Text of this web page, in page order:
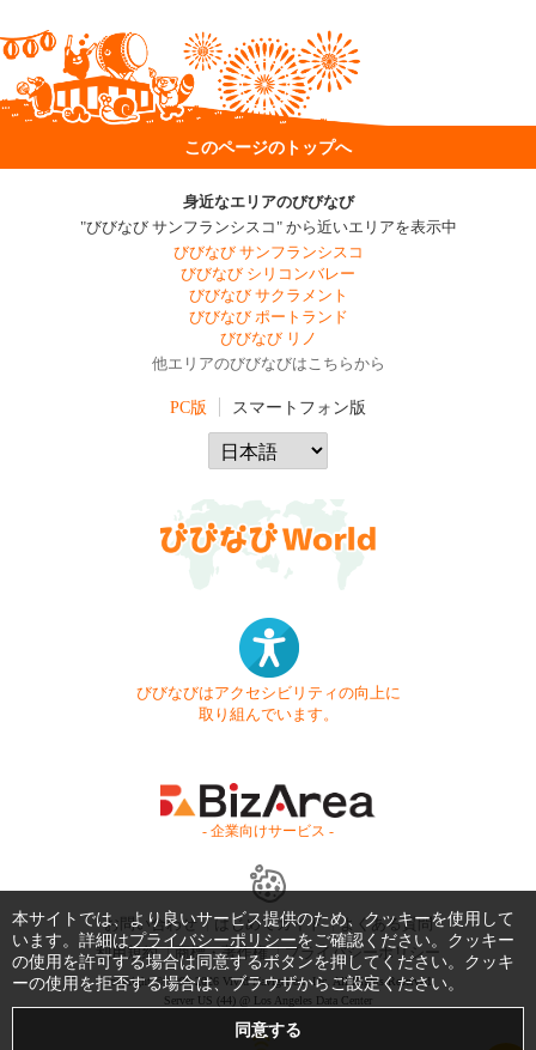
このページのトップへ
身近なエリアのびびなび
"びびなび サンフランシスコ" から近いエリアを表示中
びびなび サンフランシスコ
びびなび シリコンバレー
びびなび サクラメント
びびなび ポートランド
びびなび リノ
他エリアのびびなびはこちらから
PC版 スマートフォン版
びびなびはアクセシビリティの向上に
取り組んでいます。
- 企業向けサービス -
お問い合わせ はじめてガイド
よくある質問
利用規約
商標・著作権 プライバシーポリシー
Copyright © 1999-2026 Vivid Navigation, Inc. All Rights Reserved.
Server US (44) @ Los Angeles Data Center
本サイトでは、より良いサービス提供のため、クッキーを使用して
います。詳細はプライバシーポリシーをご確認ください。クッキー
の使用を許可する場合は同意するボタンを押してください。クッキ
ーの使用を拒否する場合は、ブラウザからご設定ください。